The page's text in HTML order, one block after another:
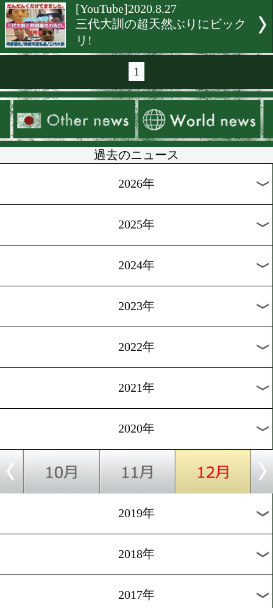
[相関図]2020.9.7
頂上決戦戦国モード!今年
ライト級!
[YouTube]2020.9.4
六島ジムがYouTubeを開設!
[八重樫東]2020.9.2
[試合速報]2020.8.31
A-SIGNでライブ配信終了
[YouTube]2020.8.27
三代大訓の超天然ぶりにビ
リ!
1
過去のニュース
2025年
2024年